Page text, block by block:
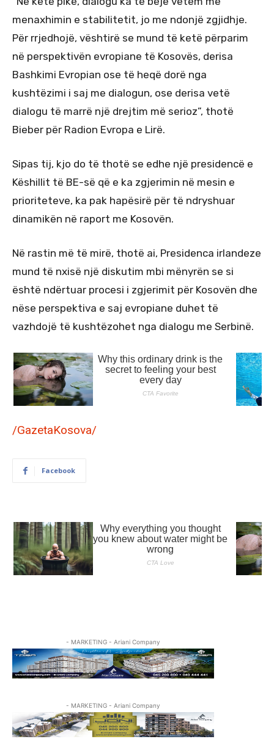
menaxhimin e stabilitetit, jo me ndonjë zgjidhje.
Për rrjedhojë, vështirë se mund të ketë përparim
në perspektivën evropiane të Kosovës, derisa
Bashkimi Evropian ose të heqë dorë nga
kushtëzimi i saj me dialogun, ose derisa vetë
dialogu të marrë një drejtim më serioz”, thotë
Bieber për Radion Evropa e Lirë.
Sipas tij, kjo do të thotë se edhe një presidencë e
Këshillit të BE-së që e ka zgjerimin në mesin e
prioriteteve, ka pak hapësirë për të ndryshuar
dinamikën në raport me Kosovën.
Në rastin më të mirë, thotë ai, Presidenca irlandeze
mund të nxisë një diskutim mbi mënyrën se si
është ndërtuar procesi i zgjerimit për Kosovën dhe
nëse perspektiva e saj evropiane duhet të
vazhdojë të kushtëzohet nga dialogu me Serbinë.
/GazetaKosova/
Facebook
- MARKETING - Ariani Company
- MARKETING - Ariani Company